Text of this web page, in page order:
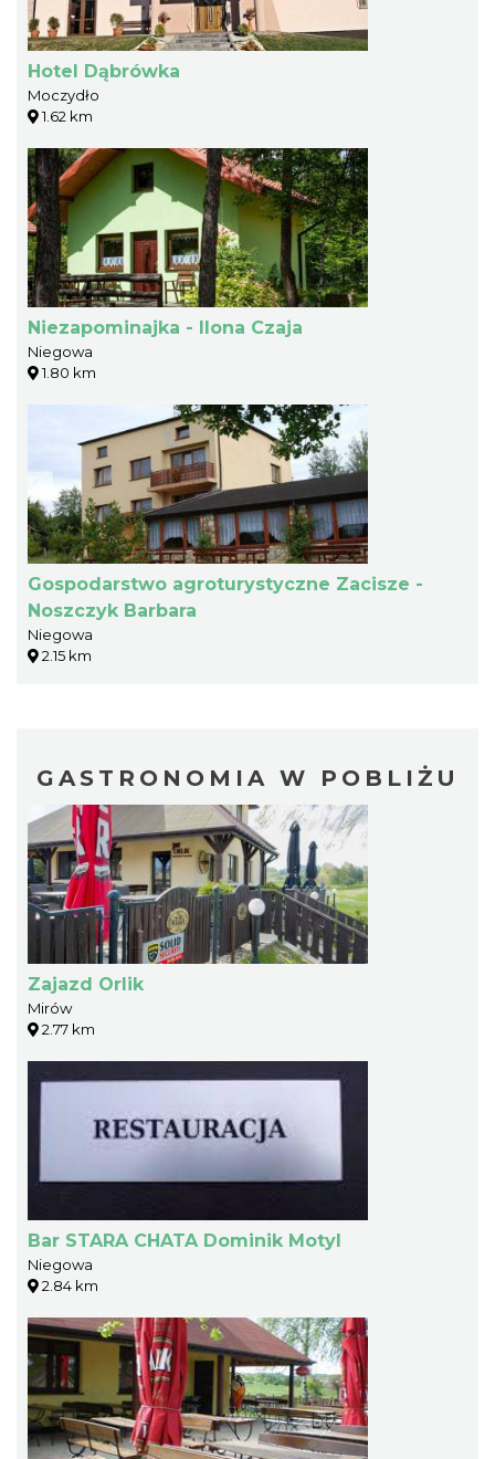
Hotel Dąbrówka
Moczydło
1.62 km
Niezapominajka - Ilona Czaja
Niegowa
1.80 km
Gospodarstwo agroturystyczne Zacisze -
Noszczyk Barbara
Niegowa
2.15 km
GASTRONOMIA W POBLIŻU
Zajazd Orlik
Mirów
2.77 km
Bar STARA CHATA Dominik Motyl
Niegowa
2.84 km